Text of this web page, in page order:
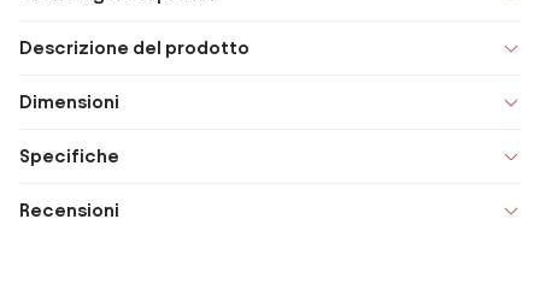
Descrizione del prodotto
Dimensioni
Specifiche
Recensioni